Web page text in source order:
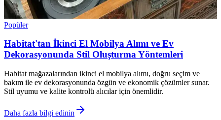
Popüler
Habitat'tan İkinci El Mobilya Alımı ve Ev
Dekorasyonunda Stil Oluşturma Yöntemleri
Habitat mağazalarından ikinci el mobilya alımı, doğru seçim ve
bakım ile ev dekorasyonunda özgün ve ekonomik çözümler sunar.
Stil uyumu ve kalite kontrolü alıcılar için önemlidir.
Daha fazla bilgi edinin